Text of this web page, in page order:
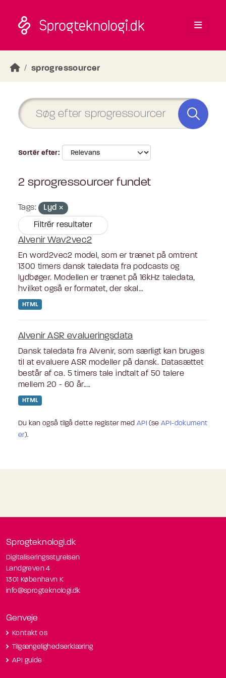
sprogressourcer
Sortér efter
2 sprogressourcer fundet
Tags: Lyd
Filtrér resultater
Alvenir Wav2vec2
En word2vec2 model, som er trænet på omtrent
1300 timers dansk taledata fra podcasts og
lydbøger. Modellen er trænet på 16kHz taledata,
hvilket også er formatet, der skal...
HTML
Alvenir ASR evalueringsdata
Dansk taledata fra Alvenir, som særligt kan bruges
til at evaluere ASR modeller på dansk. Datasættet
består af ca. 5 timers tale indtalt af 50 talere
mellem 20 - 60 år....
HTML
Du kan også tilgå dette register med API (seAPI-dokument
er).
Sprogteknologi.dk
Digitaliseringsstyrelsen
Landgreven 4
1301 København K
info@sprogteknologi.dk
Genveje
Kontakt os
Tilgængelighedserklæring
API guide